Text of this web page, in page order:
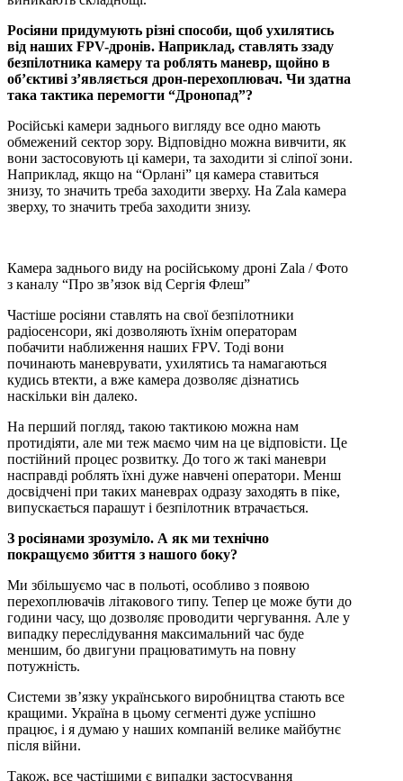
Росіяни придумують різні способи, щоб ухилятись
від наших FPV-дронів. Наприклад, ставлять ззаду
безпілотника камеру та роблять маневр, щойно в
об’єктиві з’являється дрон-перехоплювач. Чи здатна
така тактика перемогти “Дронопад”?
Російські камери заднього вигляду все одно мають
обмежений сектор зору. Відповідно можна вивчити, як
вони застосовують ці камери, та заходити зі сліпої зони.
Наприклад, якщо на “Орлані” ця камера ставиться
знизу, то значить треба заходити зверху. На Zala камера
зверху, то значить треба заходити знизу.
Камера заднього виду на російському дроні Zala / Фото
з каналу “Про зв’язок від Сергія Флеш”
Частіше росіяни ставлять на свої безпілотники
радіосенсори, які дозволяють їхнім операторам
побачити наближення наших FPV. Тоді вони
починають маневрувати, ухилятись та намагаються
кудись втекти, а вже камера дозволяє дізнатись
наскільки він далеко.
На перший погляд, такою тактикою можна нам
протидіяти, але ми теж маємо чим на це відповісти. Це
постійний процес розвитку. До того ж такі маневри
насправді роблять їхні дуже навчені оператори. Менш
досвідчені при таких маневрах одразу заходять в піке,
випускається парашут і безпілотник втрачається.
З росіянами зрозуміло. А як ми технічно
покращуємо збиття з нашого боку?
Ми збільшуємо час в польоті, особливо з появою
перехоплювачів літакового типу. Тепер це може бути до
години часу, що дозволяє проводити чергування. Але у
випадку переслідування максимальний час буде
меншим, бо двигуни працюватимуть на повну
потужність.
Системи зв’язку українського виробництва стають все
кращими. Україна в цьому сегменті дуже успішно
працює, і я думаю у наших компаній велике майбутнє
після війни.
Також, все частішими є випадки застосування